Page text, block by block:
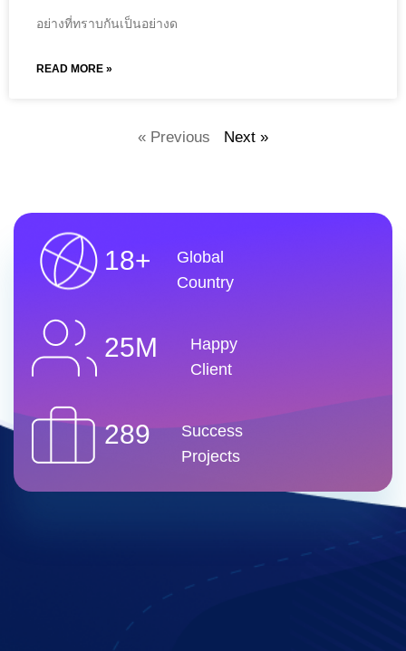
อย่างที่ทราบกันเป็นอย่างด
READ MORE »
« Previous Next »
18+
Global
Country
25M
Happy
Client
289
Success
Projects